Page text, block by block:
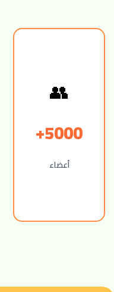
👥
5000+
أعضاء